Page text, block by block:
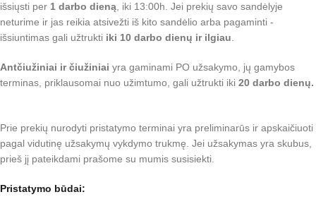
išsiųsti per 1 darbo dieną , iki 13:00h. Jei prekių savo sandėlyje
neturime ir jas reikia atsivežti iš kito sandėlio arba pagaminti -
išsiuntimas gali užtrukti iki 10 darbo dienų ir ilgiau
Antčiužiniai ir čiužiniai yra gaminami PO užsakymo, jų gamybos
terminas, priklausomai nuo užimtumo, gali užtrukti iki 20 darbo dienų.
Prie prekių nurodyti pristatymo terminai yra preliminarūs ir apskaičiuoti
pagal vidutinę užsakymų vykdymo trukmę. Jei užsakymas yra skubus,
prieš jį pateikdami prašome su mumis susisiekti.
Pristatymo būdai: